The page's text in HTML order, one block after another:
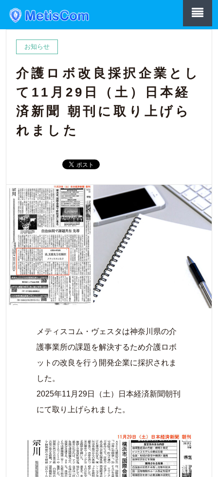
お知らせ
介護ロボ改良採択企業とし
て11月29日（土）日本経
済新聞 朝刊に取り上げら
れました
メティスコム・ヴェスタは神奈川県の介
護事業所の課題を解決するため介護ロボ
ットの改良を行う開発企業に採択されま
した。
2025年11月29日（土）日本経済新聞朝刊
にて取り上げられました。